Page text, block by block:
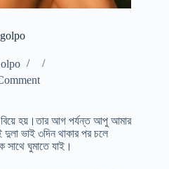
golpo
হয়।তার আগ পর্যন্ত আপু আমার
ভাই ৩দিন থাকার পর চলে
ঘুমাতে যাই।